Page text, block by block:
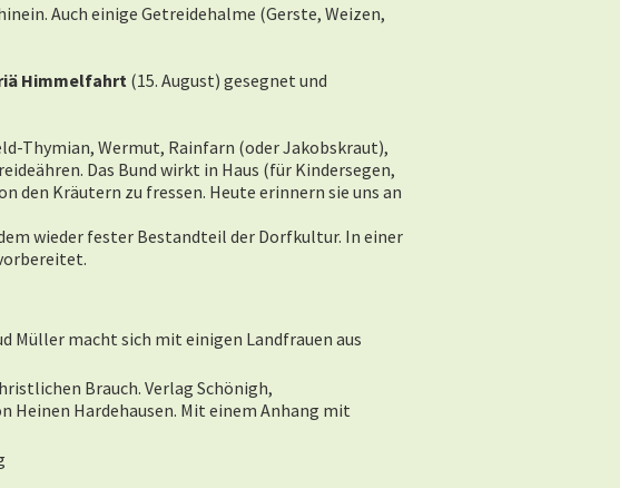
Auch einige Getreidehalme (Gerste, Weizen,
Himmelfahrt (15. August) gesegnet und
Thymian, Wermut, Rainfarn (oder Jakobskraut),
Das Bund wirkt in Haus (für Kindersegen,
den Kräutern zu fressen. Heute erinnern sie uns an
wieder fester Bestandteil der Dorfkultur. In einer
Müller macht sich mit einigen Landfrauen aus
Brauch. Verlag Schönigh,
Heinen Hardehausen. Mit einem Anhang mit